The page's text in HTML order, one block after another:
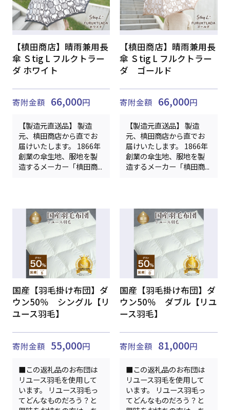
【槙田商店】晴雨兼用長
傘 Ｓtig L フルクトラー
ダ ホワイト
寄附金額 66,000円
【製造元直送品】 製造
元、槙田商店から直でお
届けいたします。 1866年
創業の傘生地、服地を製
造するメーカー「槙田商...
【槙田商店】晴雨兼用長
傘 Ｓtig L フルクトラー
ダ ゴールド
寄附金額 66,000円
【製造元直送品】 製造
元、槙田商店から直でお
届けいたします。 1866年
創業の傘生地、服地を製
造するメーカー「槙田商...
国産【羽毛掛け布団】ダ
ウン50％ シングル【リ
ユース羽毛】
寄附金額 55,000円
■この返礼品のお布団は
リユース羽毛を使用して
います。 リユース羽毛っ
てどんなものだろう？と
国産【羽毛掛け布団】ダ
ウン50％ ダブル【リユ
ース羽毛】
寄附金額 81,000円
■この返礼品のお布団は
リユース羽毛を使用して
います。 リユース羽毛っ
てどんなものだろう？と